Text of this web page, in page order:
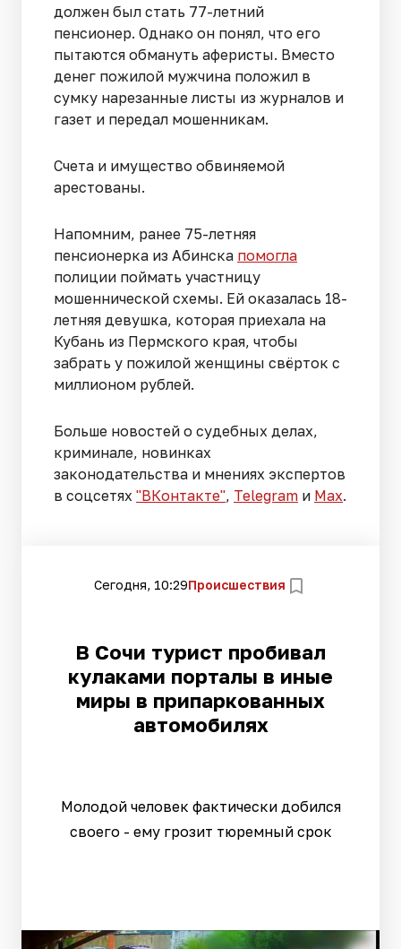
должен был стать 77-летний
пенсионер. Однако он понял, что его
пытаются обмануть аферисты. Вместо
денег пожилой мужчина положил в
сумку нарезанные листы из журналов и
газет и передал мошенникам.
Счета и имущество обвиняемой
арестованы.
Напомним, ранее 75-летняя
пенсионерка из Абинска помогла
полиции поймать участницу
мошеннической схемы. Ей оказалась 18-
летняя девушка, которая приехала на
Кубань из Пермского края, чтобы
забрать у пожилой женщины свёрток с
миллионом рублей.
Больше новостей о судебных делах,
криминале, новинках
законодательства и мнениях экспертов
в соцсетях "ВКонтакте", Telegram и Max.
Сегодня, 10:29Происшествия
В Сочи турист пробивал
кулаками порталы в иные
миры в припаркованных
автомобилях
Молодой человек фактически добился
своего - ему грозит тюремный срок